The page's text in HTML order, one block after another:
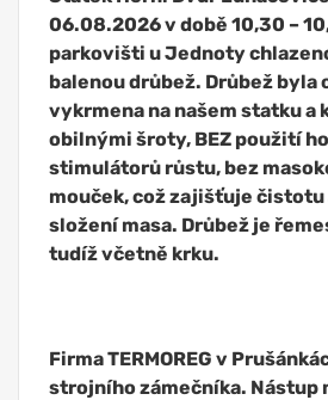
06.08.2026 v době 10,30 –
parkovišti u Jednoty
balenou drůbež. Drůbež
vykrmena na našem statku a
obilnými šroty, BEZ použití
stimulátorů růstu, bez
mouček, což zajišťuje
složení masa. Drůbež je
tudíž včetně krku.
Firma TERMOREG v
strojního zámečníka. Nástup